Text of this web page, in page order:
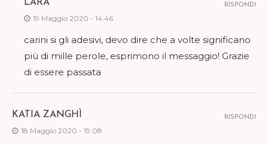
LARA
19 Maggio 2020 - 14:46
carini si gli adesivi, devo dire che a volte significano
più di mille perole, esprimono il messaggio! Grazie
di essere passata
RISPONDI
KATIA ZANGHÌ
18 Maggio 2020 - 19:08
RISPONDI